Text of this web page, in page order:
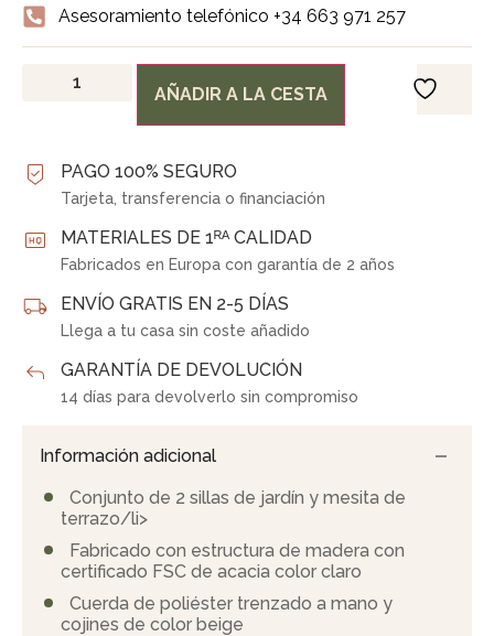
Asesoramiento telefónico +34 663 971 257
AÑADIR A LA CESTA
PAGO 100% SEGURO
Tarjeta, transferencia o financiación
MATERIALES DE 1ᴿᴬ CALIDAD
Fabricados en Europa con garantía de 2 años
ENVÍO GRATIS EN 2-5 DÍAS
Llega a tu casa sin coste añadido
GARANTÍA DE DEVOLUCIÓN
14 días para devolverlo sin compromiso
Información adicional
Conjunto de 2 sillas de jardín y mesita de
terrazo/li>
Fabricado con estructura de madera con
certificado FSC de acacia color claro
Cuerda de poliéster trenzado a mano y
cojines de color beige